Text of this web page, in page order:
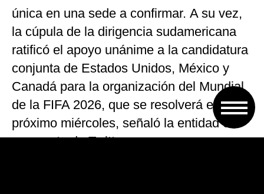
única en una sede a confirmar. A su vez,
la cúpula de la dirigencia sudamericana
ratificó el apoyo unánime a la candidatura
conjunta de Estados Unidos, México y
Canadá para la organización del Mundial
de la FIFA 2026, que se resolverá el
próximo miércoles, señaló la entidad en
su cuenta de Twitter.